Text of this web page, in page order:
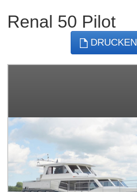
Renal 50 Pilot
DRUCKEN